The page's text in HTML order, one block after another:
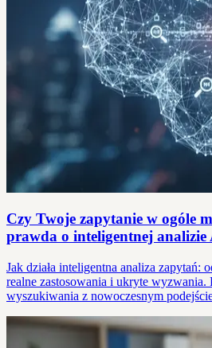
Czy Twoje zapytanie w ogóle
prawda o inteligentnej analizie
Jak działa inteligentna analiza zapytań:
realne zastosowania i ukryte wyzwania.
wyszukiwania z nowoczesnym